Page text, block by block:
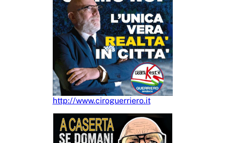
http://www.ciroguerriero.it